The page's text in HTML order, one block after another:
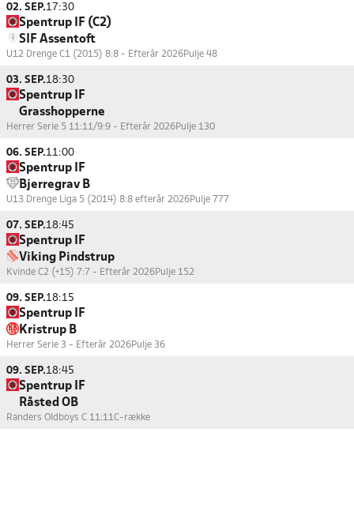
02. SEP.17:30
Spentrup IF (C2)
SIF Assentoft
U12 Drenge C1 (2015) 8:8 - Efterår 2026Pulje 48
03. SEP.18:30
Spentrup IF
Grasshopperne
Herrer Serie 5 11:11/9:9 - Efterår 2026Pulje 130
06. SEP.11:00
Spentrup IF
Bjerregrav B
U13 Drenge Liga 5 (2014) 8:8 efterår 2026Pulje 777
07. SEP.18:45
Spentrup IF
Viking Pindstrup
Kvinde C2 (+15) 7:7 - Efterår 2026Pulje 152
09. SEP.18:15
Spentrup IF
Kristrup B
Herrer Serie 3 - Efterår 2026Pulje 36
09. SEP.18:45
Spentrup IF
Råsted OB
Randers Oldboys C 11:11 C-række